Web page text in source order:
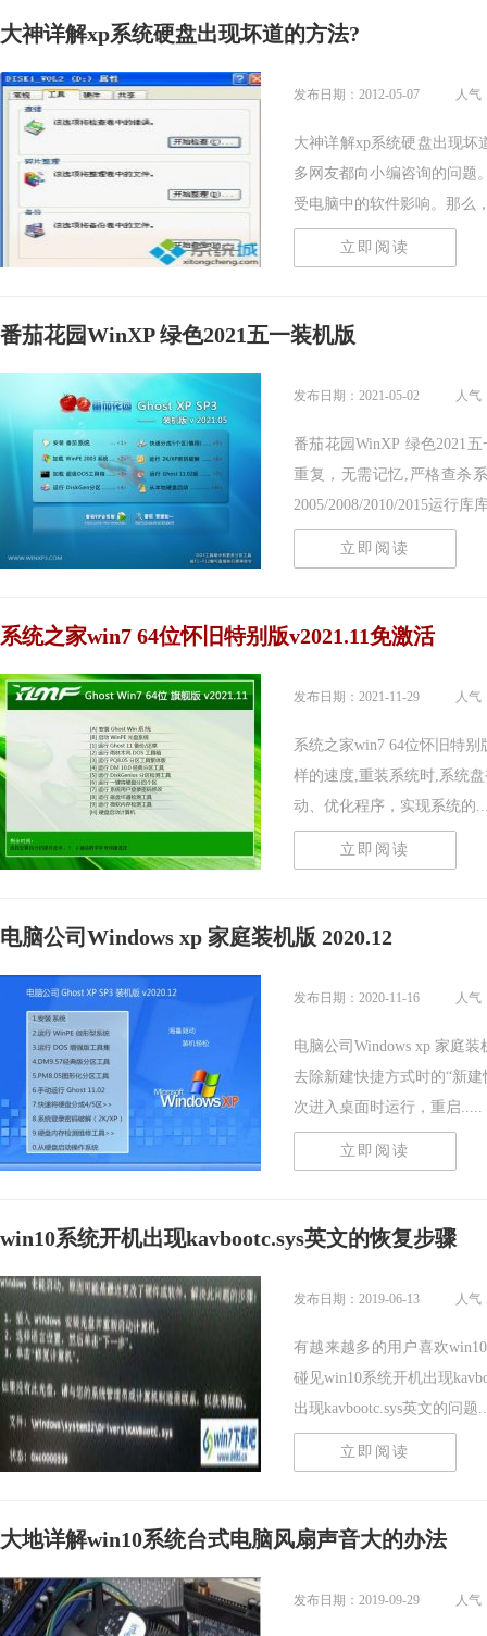
大神详解xp系统硬盘出现坏道的方法?
发布日期：2012-05-07 人气
大神详解xp系统硬盘出现坏
多网友都向小编咨询的问题
受电脑中的软件影响。那么
立即阅读
番茄花园WinXP 绿色2021五一装机版
发布日期：2021-05-02 人气
番茄花园WinXP 绿色2021
重复，无需记忆,严格查杀
2005/2008/2010/2015运行库
立即阅读
系统之家win7 64位怀旧特别版v2021.11免激活
发布日期：2021-11-29 人气
系统之家win7 64位怀旧特别
样的速度,重装系统时,系统
动、优化程序，实现系统的
立即阅读
电脑公司Windows xp 家庭装机版 2020.12
发布日期：2020-11-16 人气
电脑公司Windows xp 家庭
去除新建快捷方式时的“新
次进入桌面时运行，重启.....
立即阅读
win10系统开机出现kavbootc.sys英文的恢复步骤
发布日期：2019-06-13 人气
有越来越多的用户喜欢
碰见win10系统开机出现
出现kavbootc.sys英文的问题
立即阅读
大地详解win10系统台式电脑风扇声音大的办法
发布日期：2019-09-29 人气